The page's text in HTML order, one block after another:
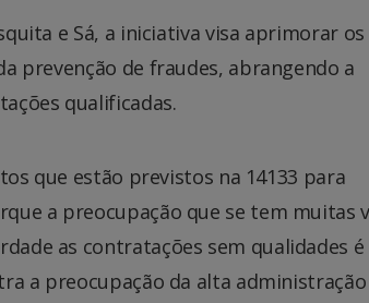
e Sá, a iniciativa visa aprimorar os
prevenção de fraudes, abrangendo a
qualificadas.
que estão previstos na 14133 para
a preocupação que se tem muitas
as contratações sem qualidades
a preocupação da alta